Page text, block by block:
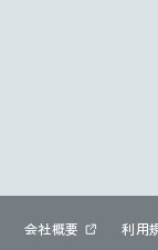
会社概要 利用